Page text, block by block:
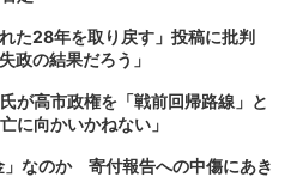
た28年を取り戻す」投稿に批判
政の結果だろう」
が高市政権を「戦前回帰路線」と
に向かいかねない」
」なのか 寄付報告への中傷にあき